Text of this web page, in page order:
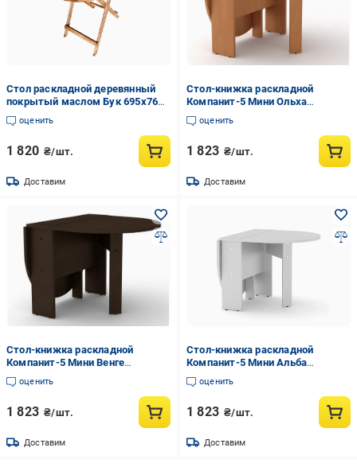
Стол раскладной деревянный
покрытый маслом Бук 695x760
мм (16LRSDM)
оценить
1 820 ₴/шт.
Доставим
Стол-книжка раскладной
Компанит-5 Мини Ольха
(60c733e856ed397aa710485f)
оценить
1 823 ₴/шт.
Доставим
Стол-книжка раскладной
Компанит-5 Мини Венге
(60c733e856ed397aa710485d)
оценить
1 823 ₴/шт.
Доставим
Стол-книжка раскладной
Компанит-5 Мини Альба
(60c733e256ed397aa7104848)
оценить
1 823 ₴/шт.
Доставим